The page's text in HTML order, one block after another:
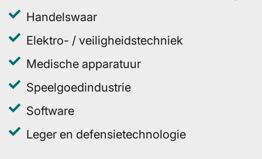
Handelswaar
Elektro- / veiligheidstechniek
Medische apparatuur
Speelgoedindustrie
Software
Leger en defensietechnologie